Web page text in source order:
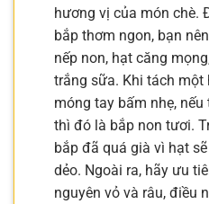
hương vị của món chè.
bắp thơm ngon, bạn
nếp non, hạt căng
trắng sữa. Khi tách một
móng tay bấm nhẹ,
thì đó là bắp non tươi.
bắp đã quá già vì hạt
dẻo. Ngoài ra, hãy ưu
nguyên vỏ và râu, điều